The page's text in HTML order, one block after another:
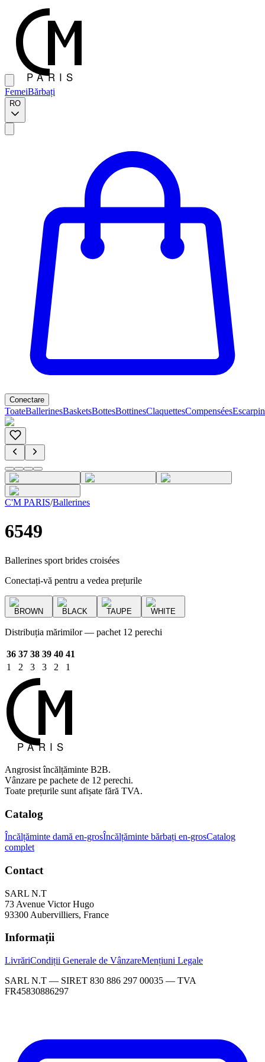
FemeiBărbați
RO
Conectare
ToateBallerinesBasketsBottesBottinesClaquettesCompensées
C'M PARIS/Ballerines
6549
Ballerines sport brides croisées
Conectați-vă pentru a vedea prețurile
BROWN BLACK TAUPE WHITE
Distribuția mărimilor — pachet 12 perechi
36 37 38 39 40 41
1
2 3 3 2 1
Angrosist încălțăminte B2B.
Vânzare pe pachete de 12 perechi.
Toate prețurile sunt afișate fără TVA.
Catalog
Încălțăminte damă en-grosÎncălțăminte bărbați en-grosCatalog
complet
Contact
SARL N.T
73 Avenue Victor Hugo
93300 Aubervilliers, France
Informații
LivrăriCondiții Generale de VânzareMențiuni Legale
SARL N.T — SIRET 830 886 297 00035 — TVA
FR45830886297